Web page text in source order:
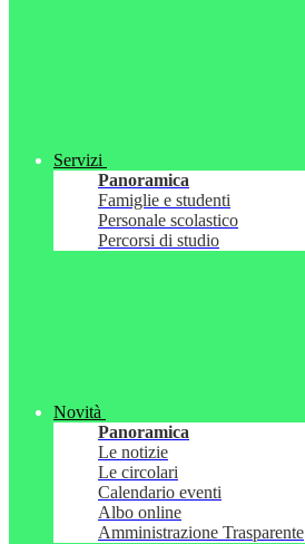
Servizi
Panoramica
Famiglie e studenti
Personale scolastico
Percorsi di studio
Novità
Panoramica
Le notizie
Le circolari
Calendario eventi
Albo online
Amministrazione Trasparente